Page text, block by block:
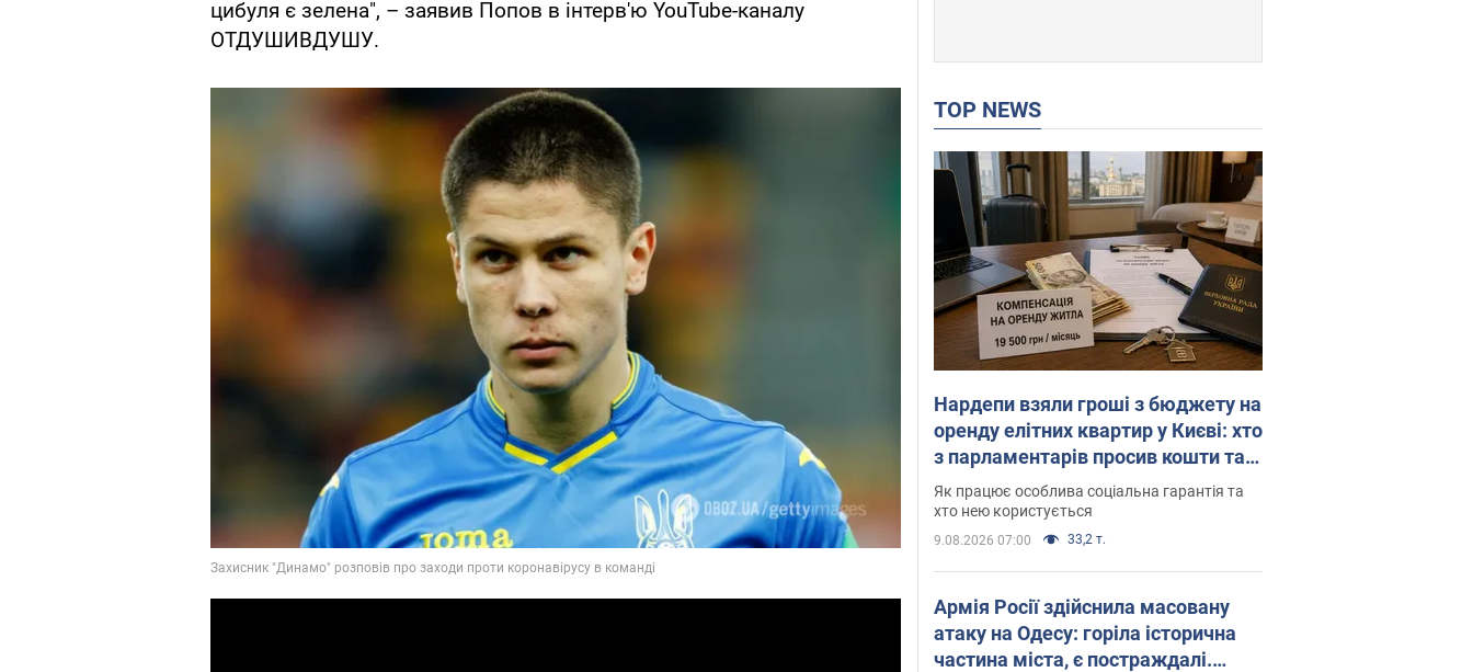
цибуля є зелена", – заявив Попов в інтерв'ю YouTube-каналу
ОТДУШИВДУШУ.
TOP NEWS
Нардепи взяли гроші з бюджету на
оренду елітних квартир у Києві: хто
з парламентарів просив кошти та
де поселився
Як працює особлива соціальна гарантія та
хто нею користується
9.08.2026 07:00 33,2 т.
Армія Росії здійснила масовану
атаку на Одесу: горіла історична
частина міста, є постраждалі.